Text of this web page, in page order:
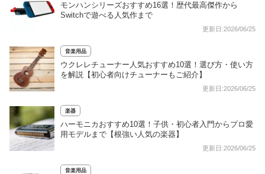
モンハンシリーズおすすめ16選！歴代最高傑作から
Switchで遊べる人気作まで
更新日:2026/06/25
音楽用品
ウクレレチューナー人気おすすめ10選！選び方・使い方
を解説【初心者向けチューナーもご紹介】
更新日:2026/06/25
楽器
ハーモニカおすすめ10選！子供・初心者入門からプロ愛
用モデルまで【根強い人気の楽器】
更新日:2026/06/25
音楽用品